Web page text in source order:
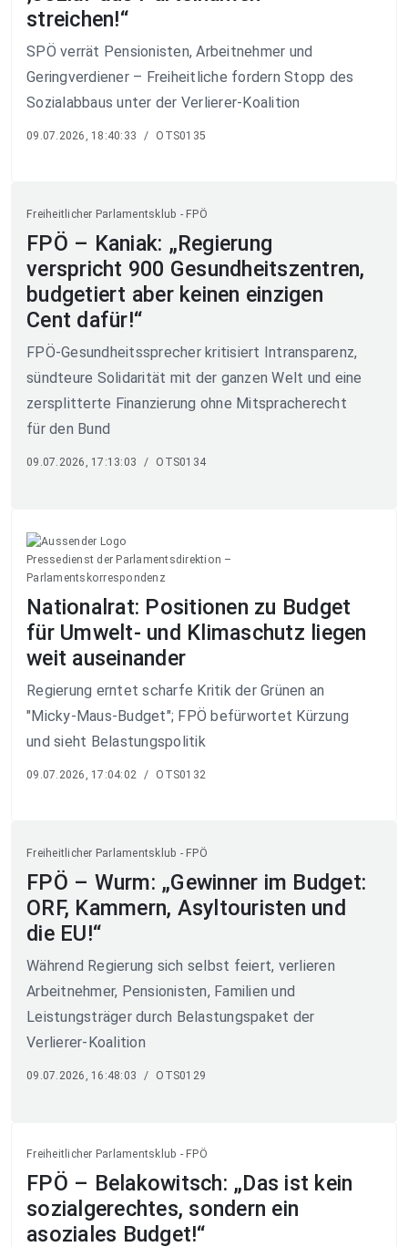
streichen!“
SPÖ verrät Pensionisten, Arbeitnehmer und
Geringverdiener – Freiheitliche fordern Stopp des
Sozialabbaus unter der Verlierer-Koalition
09.07.2026, 18:40:33 / OTS0135
Freiheitlicher Parlamentsklub - FPÖ
FPÖ – Kaniak: „Regierung
verspricht 900 Gesundheitszentren,
budgetiert aber keinen einzigen
Cent dafür!“
FPÖ-Gesundheitssprecher kritisiert Intransparenz,
sündteure Solidarität mit der ganzen Welt und eine
zersplitterte Finanzierung ohne Mitspracherecht
für den Bund
09.07.2026, 17:13:03 / OTS0134
Pressedienst der Parlamentsdirektion –
Parlamentskorrespondenz
Nationalrat: Positionen zu Budget
für Umwelt- und Klimaschutz liegen
weit auseinander
Regierung erntet scharfe Kritik der Grünen an
"Micky-Maus-Budget"; FPÖ befürwortet Kürzung
und sieht Belastungspolitik
09.07.2026, 17:04:02 / OTS0132
Freiheitlicher Parlamentsklub - FPÖ
FPÖ – Wurm: „Gewinner im Budget:
ORF, Kammern, Asyltouristen und
die EU!“
Während Regierung sich selbst feiert, verlieren
Arbeitnehmer, Pensionisten, Familien und
Leistungsträger durch Belastungspaket der
Verlierer-Koalition
09.07.2026, 16:48:03 / OTS0129
Freiheitlicher Parlamentsklub - FPÖ
FPÖ – Belakowitsch: „Das ist kein
sozialgerechtes, sondern ein
asoziales Budget!“